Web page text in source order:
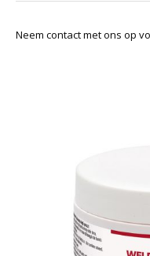
Neem contact met ons op